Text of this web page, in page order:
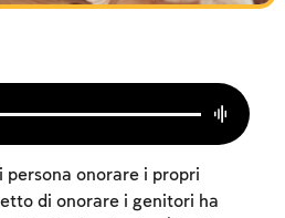
persona onorare i propri
di onorare i genitori ha